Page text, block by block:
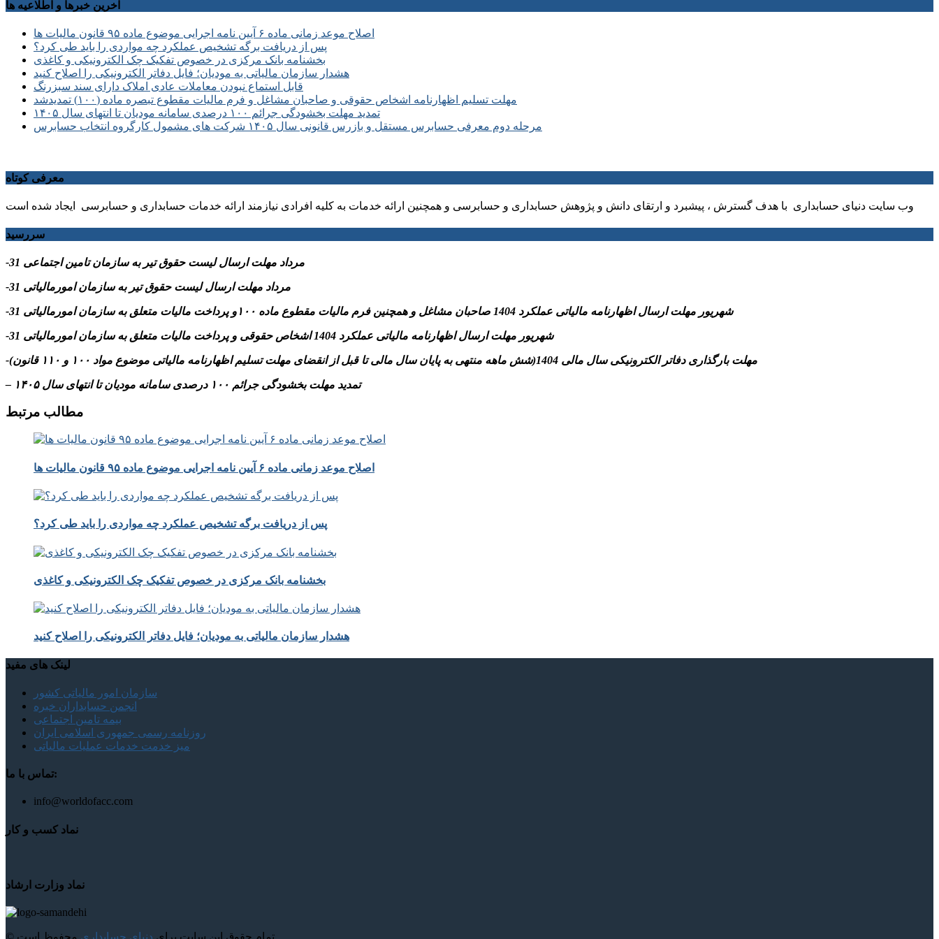
آخرین خبرها و اطلاعیه ها
اصلاح موعد زمانی ماده ۶ آیین نامه اجرایی موضوع ماده ۹۵ قانون مالیات ها
پس از دریافت برگه تشخیص عملکرد چه مواردی را باید طی کرد؟
بخشنامه بانک مرکزی در خصوص تفکیک چک الکترونیکی و کاغذی
هشدار سازمان مالیاتی به مودیان؛ فایل دفاتر الکترونیکی را اصلاح کنید
قابل استماع نبودن معاملات عادی املاک دارای سند سبزرنگ
مهلت تسلیم اظهارنامه اشخاص حقوقی و صاحبان مشاغل و فرم مالیات مقطوع تبصره ماده (۱۰۰) تمدیدشد
تمدید مهلت بخشودگی جرائم ۱۰۰ درصدی سامانه مودیان تا انتهای سال ۱۴۰۵
مرحله دوم معرفی حسابرس مستقل و بازرس قانونی سال ۱۴۰۵ شرکت های مشمول کارگروه انتخاب حسابرس
معرفی کوتاه
وب سایت دنیای حسابداری با هدف گسترش ، پیشبرد و ارتقای دانش و پژوهش حسابداری و حسابرسی و همچنین ارائه خدمات به کلیه افرادی نیازمند ارائه خدمات حسابداری و حسابرسی ایجاد شده است
سررسید
-31 مرداد مهلت ارسال ليست حقوق تیر به سازمان تامین اجتماعی
-31 مرداد مهلت ارسال ليست حقوق تیر به سازمان امورمالیاتی
-31 شهریور مهلت ارسال اظهارنامه مالیاتی عملکرد 1404 صاحبان مشاغل و همچنین فرم مالیات مقطوع ماده ۱۰۰و پرداخت مالیات متعلق به سازمان امورمالیاتی
-31 شهریور مهلت ارسال اظهارنامه مالیاتی عملکرد 1404 اشخاص حقوقی و پرداخت مالیات متعلق به سازمان امورمالیاتی
-مهلت بارگذاری دفاتر الکترونیکی سال مالی 1404(شش ماهه منتهی به پایان سال مالی تا قبل از انقضای مهلت تسلیم اظهارنامه مالیاتی موضوع مواد ۱۰۰ و ۱۱۰ قانون)
– تمدید مهلت بخشودگی جرائم ۱۰۰ درصدی سامانه مودیان تا انتهای سال ۱۴۰۵
مطالب مرتبط
اصلاح موعد زمانی ماده ۶ آیین نامه اجرایی موضوع ماده ۹۵ قانون مالیات ها
پس از دریافت برگه تشخیص عملکرد چه مواردی را باید طی کرد؟
بخشنامه بانک مرکزی در خصوص تفکیک چک الکترونیکی و کاغذی
هشدار سازمان مالیاتی به مودیان؛ فایل دفاتر الکترونیکی را اصلاح کنید
لینک های مفید
سازمان امور مالیاتی کشور
انجمن حسابداران خبره
بیمه تامین اجتماعی
روزنامه رسمی جمهوری اسلامی ایران
میز خدمت خدمات عملیات مالیاتی
تماس با ما:
info@worldofacc.com
نماد کسب و کار
نماد وزارت ارشاد